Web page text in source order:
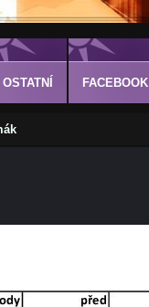
OSTATNÍ FACEBOOK